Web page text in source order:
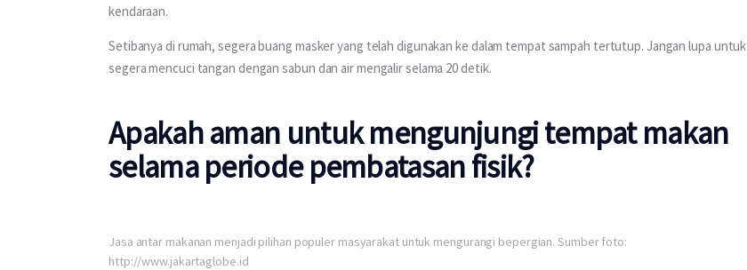
kendaraan.
Setibanya di rumah, segera buang masker yang telah digunakan ke dalam tempat sampah tertutup. Jangan lupa untuk
segera mencuci tangan dengan sabun dan air mengalir selama 20 detik.
Apakah aman untuk mengunjungi tempat makan
selama periode pembatasan fisik?
Jasa antar makanan menjadi pilihan populer masyarakat untuk mengurangi bepergian. Sumber foto:
http://www.jakartaglobe.id